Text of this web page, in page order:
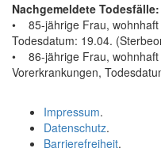
Nachgemeldete Todesfälle:
• 85-jährige Frau, wohnhaft
Todesdatum: 19.04.
• 86-jährige Frau, wohnhaft
Vorerkrankungen,
Impressum.
Datenschutz.
Barrierefreiheit.